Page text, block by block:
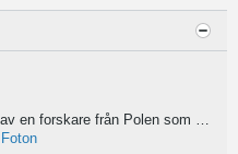
från Polen som är på jakt efter material av...
Foton